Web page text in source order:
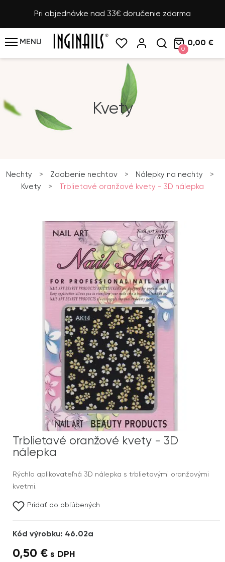
Pri objednávke nad 33€ doručenie zdarma
MENU
0
0,00 €
Kvety
Nechty > Zdobenie nechtov > Nálepky na nechty
>
Kvety
> Trblietavé oranžové kvety - 3D nálepka
Trblietavé oranžové kvety - 3D
nálepka
Rýchlo aplikovateľná 3D nálepka s trblietavými oranžovými
kvetmi.
Pridať do obľúbených
Kód výrobku: 46.02a
0,50 € s DPH